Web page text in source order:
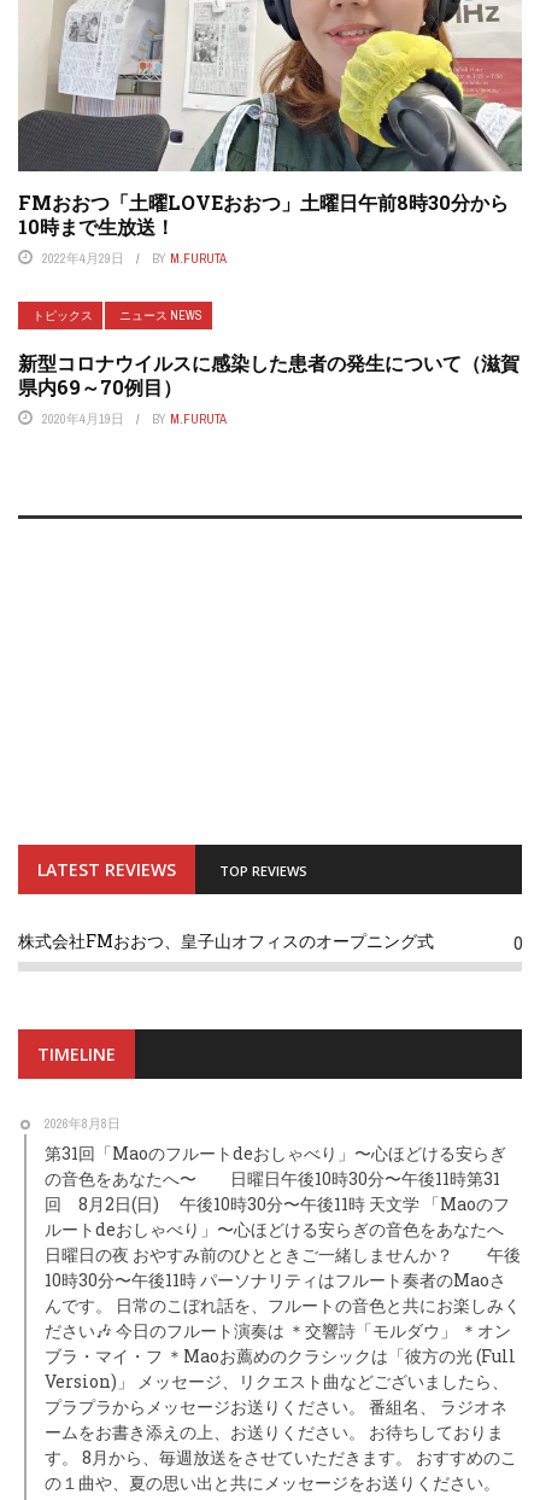
FMおおつ「土曜LOVEおおつ」土曜日午前8時30分から
10時まで生放送！
2022年4月29日 BY M.FURUTA
トピックス ニュース NEWS
新型コロナウイルスに感染した患者の発生について（滋賀
県内69～70例目）
2020年4月19日 BY M.FURUTA
LATEST REVIEWS TOP REVIEWS
株式会社FMおおつ、皇子山オフィスのオープニング式 0
TIMELINE
2026年8月8日
第31回「Maoのフルートdeおしゃべり」〜心ほどける安らぎ
の音色をあなたへ〜 日曜日午後10時30分〜午後11時第31
回 8月2日(日) 午後10時30分〜午後11時 天文学 「Maoのフ
ルートdeおしゃべり」〜心ほどける安らぎの音色をあなたへ
日曜日の夜 おやすみ前のひとときご一緒しませんか？ 午後
10時30分〜午後11時 パーソナリティはフルート奏者のMaoさ
んです。 日常のこぼれ話を、フルートの音色と共にお楽しみく
ださい🎶 今日のフルート演奏は ＊交響詩「モルダウ」 ＊オン
ブラ・マイ・フ ＊Maoお薦めのクラシックは「彼方の光 (Full
Version)」 メッセージ、リクエスト曲などございましたら、
プラプラからメッセージお送りください。 番組名、 ラジオネ
ームをお書き添えの上、お送りください。 お待ちしておりま
す。 8月から、毎週放送をさせていただきます。 おすすめのこ
の１曲や、夏の思い出と共にメッセージをお送りください。